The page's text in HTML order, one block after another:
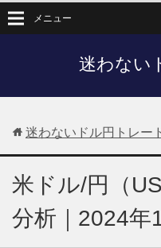
迷わない
メニュー
迷わないドル円トレー
米ドル/円（
分析｜2024年